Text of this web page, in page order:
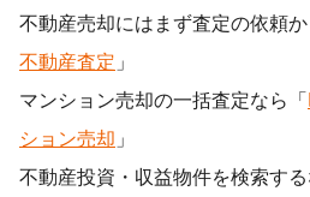
不動産売却にはまず査定の依頼
不動産査定 」
マンション売却の一括査定なら「
ション売却 」
不動産投資・収益物件を検索す